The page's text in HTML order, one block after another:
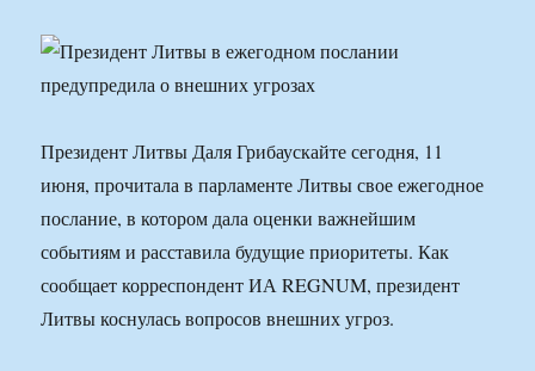
Президент Литвы Даля Грибаускайте сегодня, 11
июня, прочитала в парламенте Литвы свое ежегодное
послание, в котором дала оценки важнейшим
событиям и расставила будущие приоритеты. Как
сообщает корреспондент ИА REGNUM, президент
Литвы коснулась вопросов внешних угроз.